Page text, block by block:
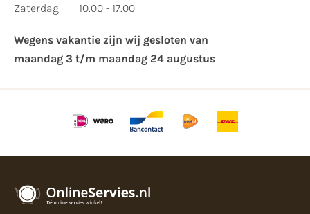
Zaterdag
10.00 - 17.00
Wegens vakantie zijn wij gesloten van ​
maandag 3 t/m maandag 24 augustus